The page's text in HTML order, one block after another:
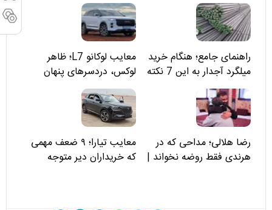
راهنمای جامع؛ هنگام خرید
میلگرد آجدار به این 7 نکته
توجه کنید
معایب لوکانو L7؛ ظاهر
لوکس، دردسرهای پنهان
رضا هلالی؛ مداحی که در
هرندی فقط روضه نخواند |
معایب تیارا؛ ۹ ضعف مهمی
که خریداران دیر متوجه